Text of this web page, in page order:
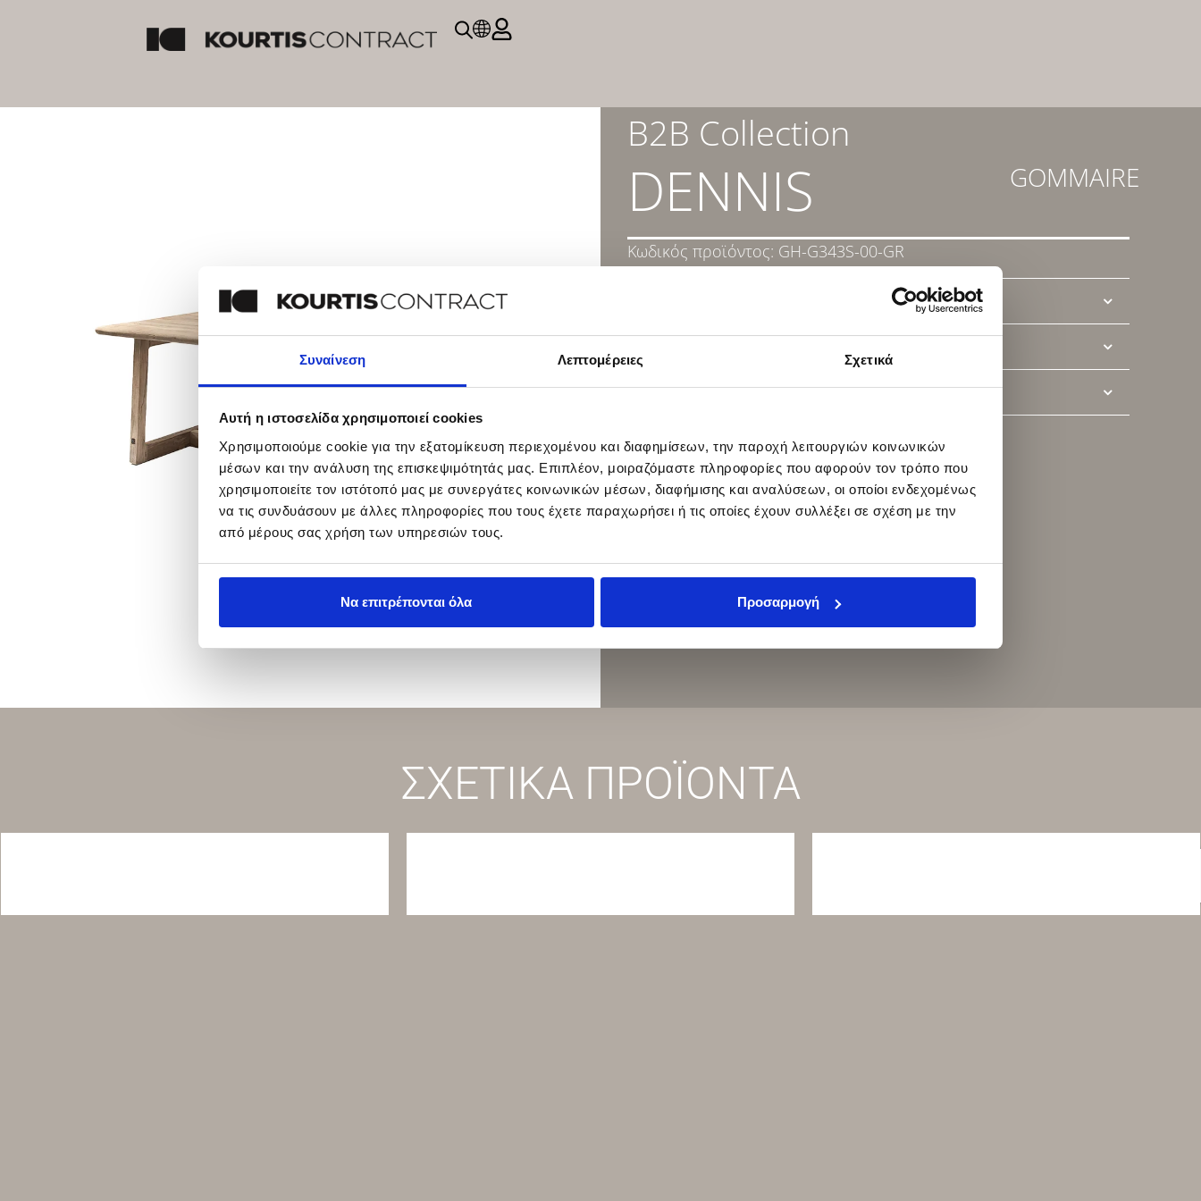
Συναίνεση Λεπτομέρειες Σχετικά
Αυτή η ιστοσελίδα χρησιμοποιεί cookies
Χρησιμοποιούμε cookie για την εξατομίκευση περιεχομένου και διαφημίσεων, την παροχή λειτουργιών κοινωνικών
μέσων και την ανάλυση της επισκεψιμότητάς μας. Επιπλέον, μοιραζόμαστε πληροφορίες που αφορούν τον τρόπο που
χρησιμοποιείτε τον ιστότοπό μας με συνεργάτες κοινωνικών μέσων, διαφήμισης και αναλύσεων, οι οποίοι ενδεχομένως
να τις συνδυάσουν με άλλες πληροφορίες που τους έχετε παραχωρήσει ή τις οποίες έχουν συλλέξει σε σχέση με την
από μέρους σας χρήση των υπηρεσιών τους.
Προσαρμογή
Να επιτρέπονται όλα
B2B Collection
DENNIS GOMMAIRE
Κωδικός προϊόντος: GH-G343S-00-GR
ΕΠΙΚΟΙΝΩΝΉΣΤΕ ΜΑΖΊ ΜΑΣ
ΣΧΕΤΙΚΑ ΠΡΟΪΟΝΤΑ